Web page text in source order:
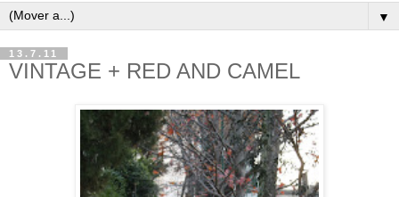
▼
13.7.11
VINTAGE + RED AND CAMEL